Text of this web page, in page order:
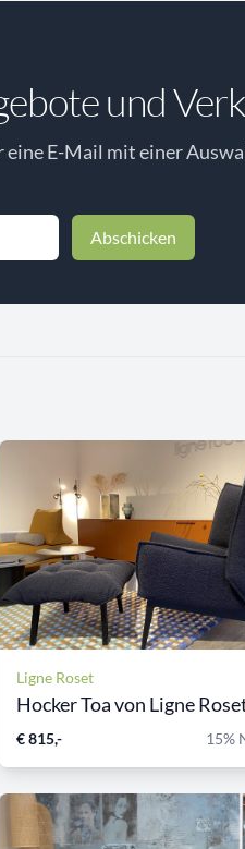
und
E-Mail mit einer
Abschicken
Ligne Roset
Hocker Toa von Ligne
€ 815,- 15%